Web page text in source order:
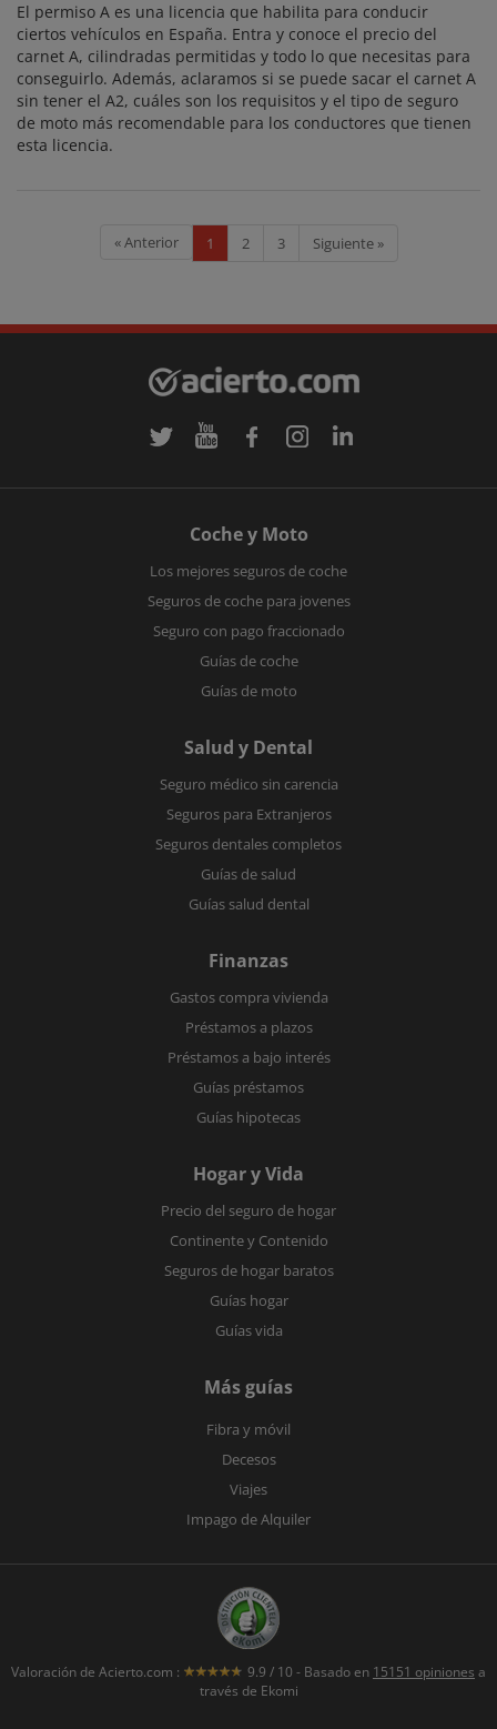
El permiso A es una licencia que habilita para conducir
ciertos vehículos en España. Entra y conoce el precio del
carnet A, cilindradas permitidas y todo lo que necesitas para
conseguirlo. Además, aclaramos si se puede sacar el carnet A
sin tener el A2, cuáles son los requisitos y el tipo de seguro
de moto más recomendable para los conductores que tienen
esta licencia.
« Anterior 1 2 3 Siguiente »
Coche y Moto
Los mejores seguros de coche
Seguros de coche para jovenes
Seguro con pago fraccionado
Guías de coche
Guías de moto
Salud y Dental
Seguro médico sin carencia
Seguros para Extranjeros
Seguros dentales completos
Guías de salud
Guías salud dental
Finanzas
Gastos compra vivienda
Préstamos a plazos
Préstamos a bajo interés
Guías préstamos
Guías hipotecas
Hogar y Vida
Precio del seguro de hogar
Continente y Contenido
Seguros de hogar baratos
Guías hogar
Guías vida
Más guías
Fibra y móvil
Decesos
Viajes
Impago de Alquiler
Valoración de Acierto.com : 9.9 / 10 - Basado en 15151 opiniones a
través de Ekomi